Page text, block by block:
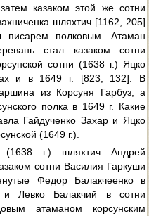
казаком этой же сотни
шляхтич [1162, 205]
писарем полковым. Атаман
стал казаком сотни
сотни (1638 г.) Яцко
и в 1649 г. [823, 132]. В
из Корсуня Гарбуз, а
полка в 1649 г. Какие
Гайдученко Захар и Яцко
(1649 г.).
(1638 г.) шляхтич Андрей
сотни Василия Гаркуши
Федор Балакчеенко в
Левко Балакчий в сотни
атаманом корсунским